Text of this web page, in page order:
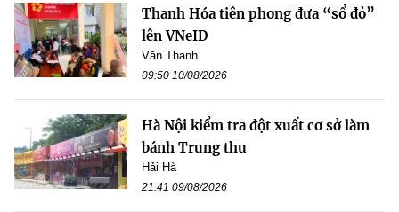
Thanh Hóa tiên phong đưa “sổ đỏ”
lên VNeID
Văn Thanh
09:50 10/08/2026
Hà Nội kiểm tra đột xuất cơ sở làm
bánh Trung thu
Hải Hà
21:41 09/08/2026